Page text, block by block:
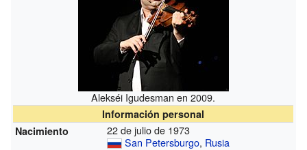
Alekséi Igudesman en 2009.
Información personal
Nacimiento
22 de julio de 1973
San Petersburgo, Rusia